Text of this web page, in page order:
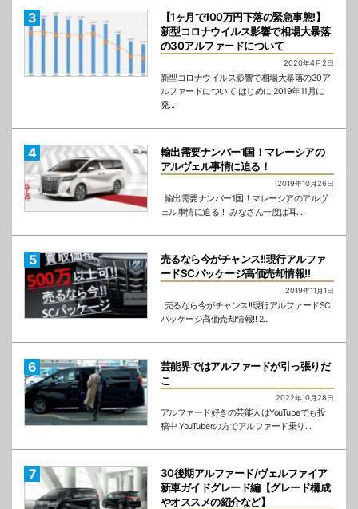
【1ヶ月で100万円下落の緊急事態!】
新型コロナウイルス影響で相場大暴落
の30アルファードについて
2020年4月2日
新型コロナウイルス影響で相場大暴落の30ア
ルファードについて はじめに 2019年11月に
発...
輸出需要ナンバー1国！マレーシアの
アルヴェル事情に迫る！
2019年10月26日
輸出需要ナンバー1国！マレーシアのアルヴ
ェル事情に迫る！ みなさん一度は耳...
売るなら今がチャンス!!現行アルファ
ードSCパッケージ高価売却情報!!
2019年11月1日
売るなら今がチャンス!!現行アルファードSC
パッケージ高価売却情報!! 2...
芸能界ではアルファードが引っ張りだ
こ
2022年10月28日
アルファード好きの芸能人はYouTubeでも投
稿中 YouTuberの方でアルファード乗り...
30後期アルファード/ヴェルファイア
新車ガイドグレード編【グレード構成
やオススメの紹介など】